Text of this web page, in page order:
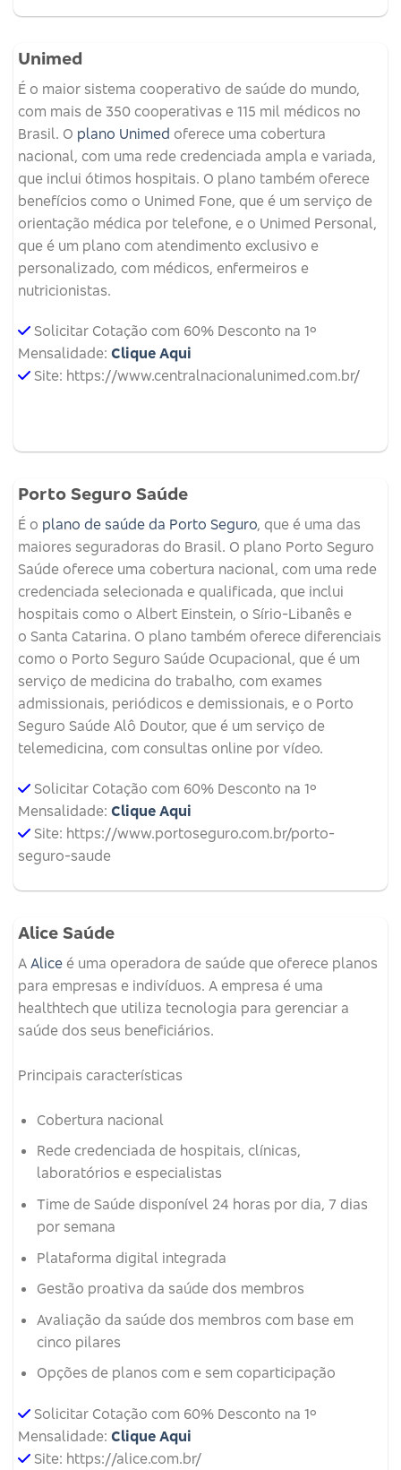
Unimed
É o maior sistema cooperativo de saúde do mundo,
com mais de 350 cooperativas e 115 mil médicos no
Brasil. O plano Unimed oferece uma cobertura
nacional, com uma rede credenciada ampla e variada,
que inclui ótimos hospitais. O plano também oferece
benefícios como o Unimed Fone, que é um serviço de
orientação médica por telefone, e o Unimed Personal,
que é um plano com atendimento exclusivo e
personalizado, com médicos, enfermeiros e
nutricionistas.
Solicitar Cotação com 60% Desconto na 1º
Mensalidade: Clique Aqui
Site: https://www.centralnacionalunimed.com.br/
Porto Seguro Saúde
É o plano de saúde da Porto Seguro, que é uma das
maiores seguradoras do Brasil. O plano Porto Seguro
Saúde oferece uma cobertura nacional, com uma rede
credenciada selecionada e qualificada, que inclui
hospitais como o Albert Einstein, o Sírio-Libanês e
o Santa Catarina. O plano também oferece diferenciais
como o Porto Seguro Saúde Ocupacional, que é um
serviço de medicina do trabalho, com exames
admissionais, periódicos e demissionais, e o Porto
Seguro Saúde Alô Doutor, que é um serviço de
telemedicina, com consultas online por vídeo.
Solicitar Cotação com 60% Desconto na 1º
Mensalidade: Clique Aqui
Site: https://www.portoseguro.com.br/porto-
seguro-saude
Alice Saúde
A Alice é uma operadora de saúde que oferece planos
para empresas e indivíduos. A empresa é uma
healthtech que utiliza tecnologia para gerenciar a
saúde dos seus beneficiários.
Principais características
Cobertura nacional
Rede credenciada de hospitais, clínicas,
laboratórios e especialistas
Time de Saúde disponível 24 horas por dia, 7 dias
por semana
Plataforma digital integrada
Gestão proativa da saúde dos membros
Avaliação da saúde dos membros com base em
cinco pilares
Opções de planos com e sem coparticipação
Solicitar Cotação com 60% Desconto na 1º
Mensalidade: Clique Aqui
Site: https://alice.com.br/